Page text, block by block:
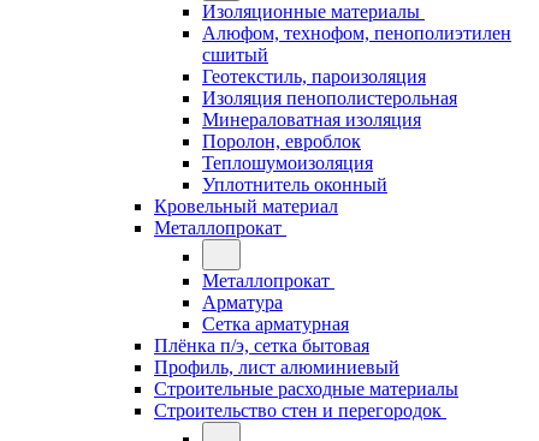
Изоляционные материалы
Алюфом, технофом, пенополиэтилен
сшитый
Геотекстиль, пароизоляция
Изоляция пенополистерольная
Минераловатная изоляция
Поролон, евроблок
Теплошумоизоляция
Уплотнитель оконный
Кровельный материал
Металлопрокат
Металлопрокат
Арматура
Сетка арматурная
Плёнка п/э, сетка бытовая
Профиль, лист алюминиевый
Строительные расходные материалы
Строительство стен и перегородок